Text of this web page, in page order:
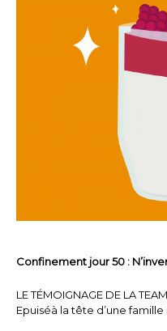
Confinement jour 50 :
LE TÉMOIGNAGE DE LA
Epuiséà la tête d’une famille